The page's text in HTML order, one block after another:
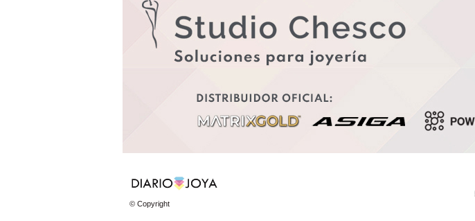
© Copyright